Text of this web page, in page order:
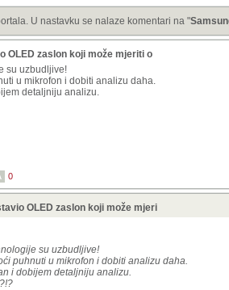
U nastavku se nalaze komentari na "
OLED zaslon koji može mjeriti o
su uzbudljive!
u mikrofon i dobiti analizu daha.
detaljniju analizu.
0
OLED zaslon koji može mjeri
su uzbudljive!
puhnuti u mikrofon i dobiti analizu daha.
i dobijem detaljniju analizu.